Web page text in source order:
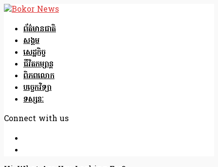
ព័ត៌មានជាតិ
សង្គម
សេដ្ឋកិច្ច
ជីវិតកម្សាន្ត
ពិភពលោក
បច្ចេកវិទ្យា
ទស្សនៈ
Connect with us